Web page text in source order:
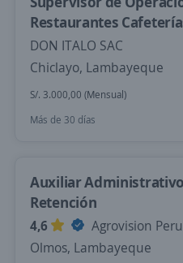
Restaurantes
DON ITALO SAC
Chiclayo, Lambayeque
S/. 3.000,00 (Mensual)
Más de 30 días
Auxiliar
Retención
4,6
Agrovision
Olmos, Lambayeque